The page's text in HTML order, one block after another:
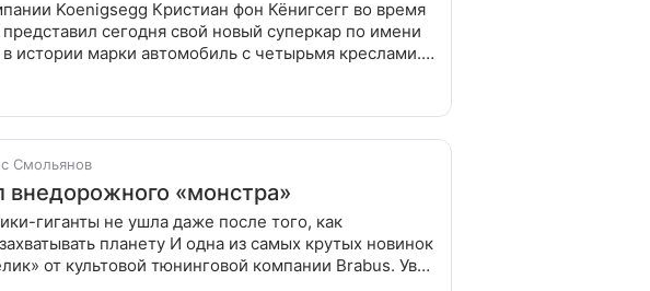
Koenigsegg Кристиан фон Кёнигсегг во время
сегодня свой новый суперкар по имени
истории марки автомобиль с четырьмя креслами.
Смольянов
внедорожного «монстра»
гиганты не ушла даже после того, как
планету И одна из самых крутых новинок
от культовой тюнинговой компании Brabus. Увы,